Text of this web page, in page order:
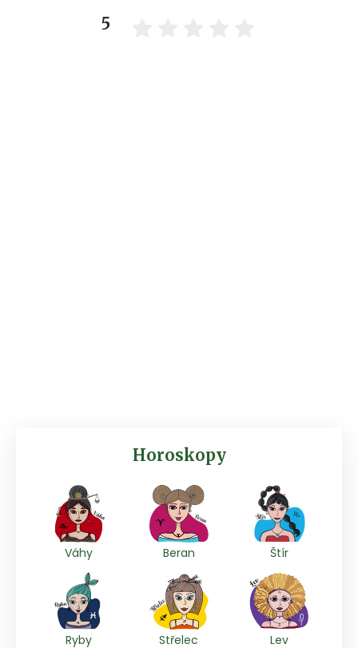
5
Horoskopy
Váhy Beran Štír
Ryby Střelec Lev